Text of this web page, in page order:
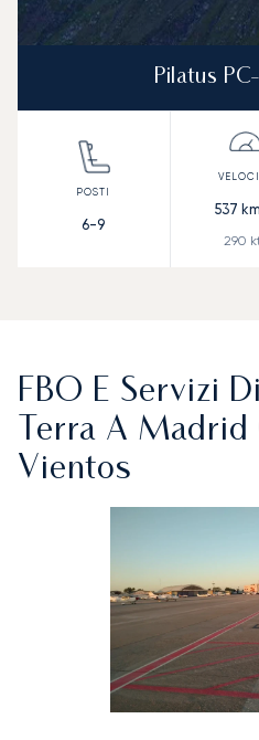
Pilatus
6-9
537
290
FBO E Servizi
Terra A
Vientos